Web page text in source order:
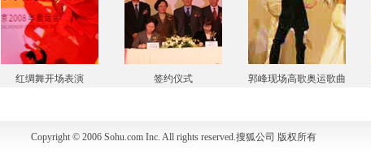
红绸舞开场表演 签约仪式 郭峰现场高歌奥运歌曲
Copyright © 2006 Sohu.com Inc. All rights reserved.搜狐公司 版权所有